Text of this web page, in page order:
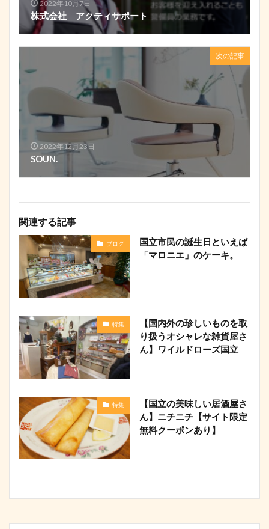
2022年10月7日
株式会社 アクティサポート
次の記事
2022年12月23日
SOUN.
関連する記事
ブログ
国立市民の誕生日といえば
「マロニエ」のケーキ。
特集
【国内外の珍しいものを取
り扱うオシャレな雑貨屋さ
ん】ワイルドローズ国立
特集
【国立の美味しい居酒屋さ
ん】ニチニチ【サイト限定
無料クーポンあり】